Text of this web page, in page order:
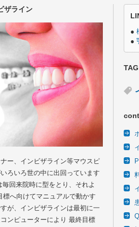
ザライン
ー、インビザライン等マウスピ
ろいろ世の中に出回っています
回来院時に型をとり、それよ
標へ向けてマニュアルで動かす
が、インビザラインは最初に一
ンピューターにより 最終目標
●
●